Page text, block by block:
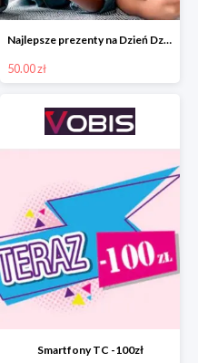
Najlepsze prezenty na Dzień Dziecka w VOBIS
50.00 zł
Smartfony TC -100zł